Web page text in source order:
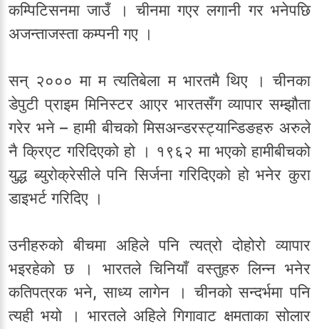
कम्पिटिसनमा जाउँ । चीनमा गएर लगानी गर भनेपछि
अजन्ताजस्ता कम्पनी गए ।
सन् २००० मा म त्यतिबेला म भारतमै थिए । चीनका
डेपुटी प्राइम मिनिस्टर आएर भारतसँग व्यापार सम्झौता
गरेर भने – हामी बीचको मिसअन्डरस्ट्यान्डिङहरु अरुले
नै क्रिएट गरिदिएको हो । १९६२ मा भएको हामीबीचको
युद्ध ब्युरोक्रेसीले पनि सिर्जना गरिदिएको हो भनेर कुरा
डाइभर्ट गरिदिए ।
उनीहरुको बीचमा अहिले पनि त्यत्रो दोहोरो व्यापार
भइरहेको छ । भारतले चिनियाँ वस्तुहरु लिन्न भनेर
कतिपत्रक भने, साध्य लागेन । चीनको सन्दर्भमा पनि
त्यही भयो । भारतले अहिले गिगावाट क्षमताका सोलार